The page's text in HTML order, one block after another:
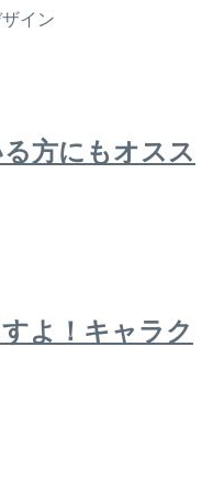
イン
方にもオスス
よ！キャラク